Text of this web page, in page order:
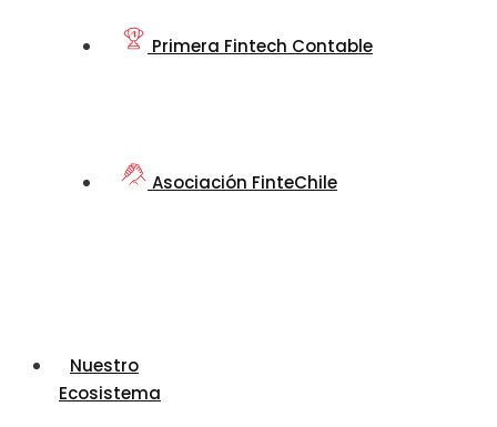
Primera Fintech Contable
Asociación FinteChile
Nuestro
Ecosistema